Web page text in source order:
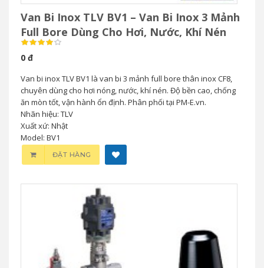
Van Bi Inox TLV BV1 – Van Bi Inox 3 Mảnh
Full Bore Dùng Cho Hơi, Nước, Khí Nén
0 đ
Van bi inox TLV BV1 là van bi 3 mảnh full bore thân inox CF8,
chuyên dùng cho hơi nóng, nước, khí nén. Độ bền cao, chống
ăn mòn tốt, vận hành ổn định. Phân phối tại PM-E.vn.
Nhãn hiệu: TLV
Xuất xứ: Nhật
Model: BV1
ĐẶT HÀNG